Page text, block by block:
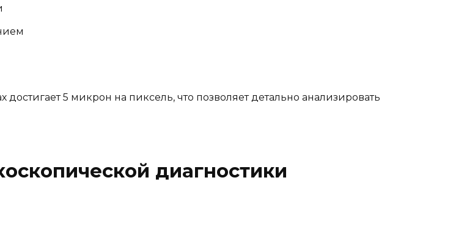
достигает 5 микрон на пиксель, что позволяет детально анализировать
диагностики